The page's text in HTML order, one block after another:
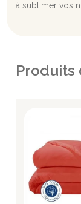
à sublimer vos
Produits